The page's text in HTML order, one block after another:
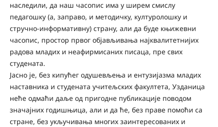
наследили, да наш часопис има у ширем смислу
педагошку (а, заправо, и методичку, културолошку и
стручно-информативну) страну, али да буде књижевни
часопис, простор првог објављивања најквалитетнијих
радова младих и неафирмисаних писаца, пре свих
студената.
Јасно је, без кипућег одушевљења и ентузијазма младих
наставника и студената учитељских факултета, Узданица
неће одмаћи даље од пригодне публикације поводом
значајних годишњица, али и да ће, без праве помоћи са
стране, без укључивања многих заинтересованих и